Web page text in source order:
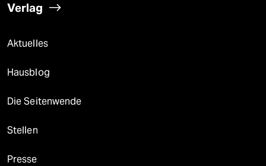
Verlag
Aktuelles
Hausblog
Die Seitenwende
Stellen
Presse